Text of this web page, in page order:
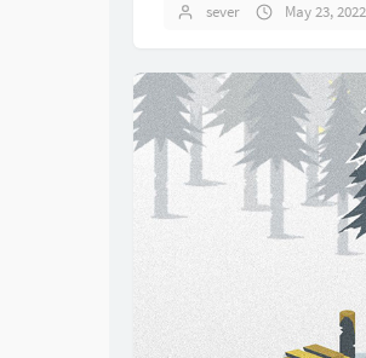
sever May 23, 2022